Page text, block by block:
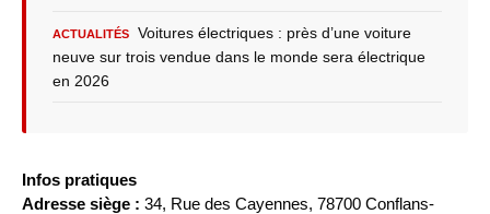
ACTUALITÉS
Voitures électriques : près d’une voiture
neuve sur trois vendue dans le monde sera électrique
en 2026
Infos pratiques
Adresse siège : 34, Rue des Cayennes, 78700 Conflans-